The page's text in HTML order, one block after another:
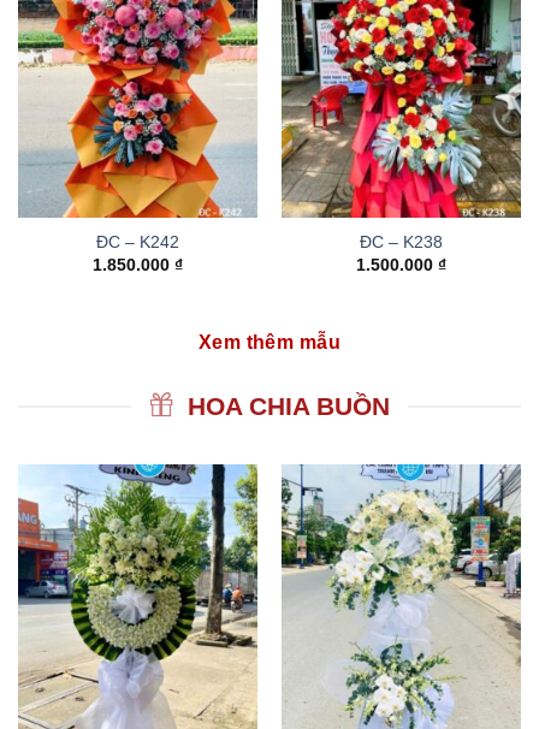
ĐC – K242
1.850.000 ₫
ĐC – K238
1.500.000 ₫
Xem thêm mẫu
HOA CHIA BUỒN